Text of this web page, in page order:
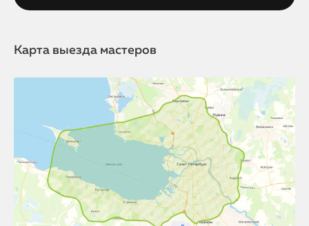
Карта выезда мастеров